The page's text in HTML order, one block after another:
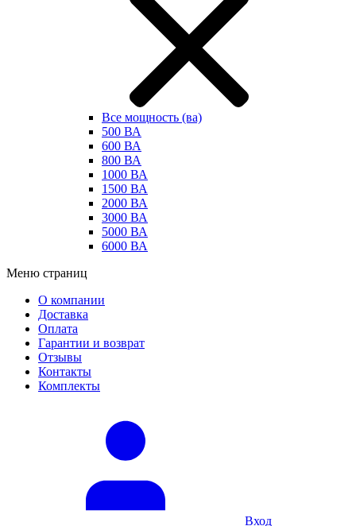
Все мощность (ва)
500 ВА
600 ВА
800 ВА
1000 ВА
1500 ВА
2000 ВА
3000 ВА
5000 ВА
6000 ВА
Меню страниц
О компании
Доставка
Оплата
Гарантии и возврат
Отзывы
Контакты
Комплекты
Вход